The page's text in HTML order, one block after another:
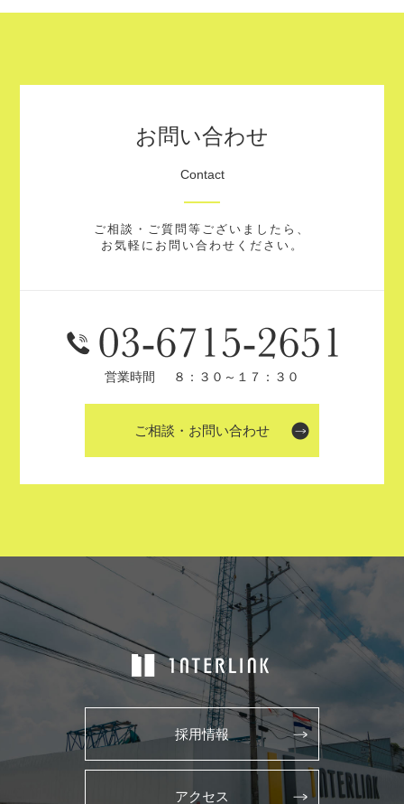
お問い合わせ
Contact
ご相談・ご質問等ございましたら、
お気軽にお問い合わせください。
営業時間 ８：３０～１７：３０
ご相談・お問い合わせ
採用情報
アクセス